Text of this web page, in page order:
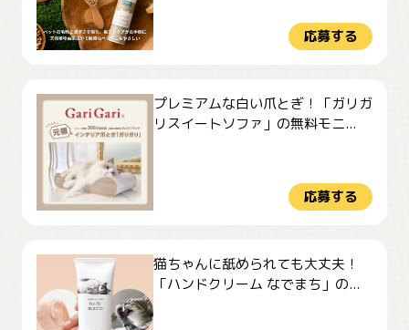
応募する
プレミアムな白い爪とぎ！「ガリガ
リスイートソファ」の無料モニ...
応募する
猫ちゃんに舐められても大丈夫！
「ハンドクリーム なでまち」の...